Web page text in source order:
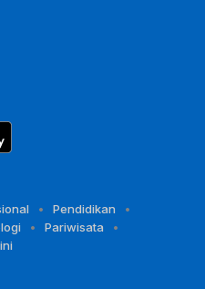
Pendidikan
Pariwisata